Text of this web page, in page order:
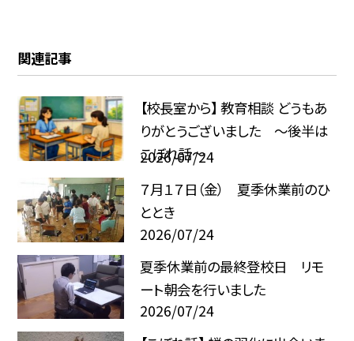
関連記事
【校長室から】 教育相談 どうもあ
りがとうございました ～後半は
こぼれ話～
2026/07/24
７月１７日（金） 夏季休業前のひ
ととき
2026/07/24
夏季休業前の最終登校日 リモ
ート朝会を行いました
2026/07/24